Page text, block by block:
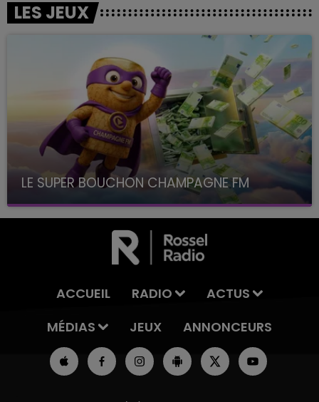
LES JEUX
LE SUPER BOUCHON CHAMPAGNE FM
avec La Famille Champagne FM, à 8H10
ACCUEIL RADIO
ACTUS
MÉDIAS
JEUX ANNONCEURS